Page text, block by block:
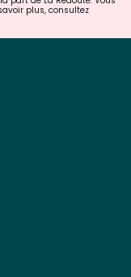
plus, consultez